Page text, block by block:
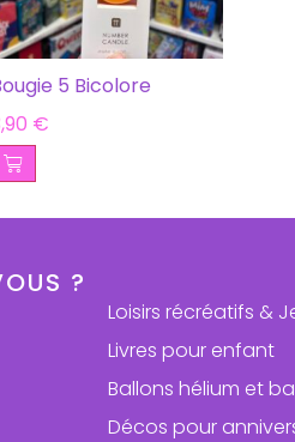
5 Bicolore
€
?
Loisirs récréatifs &
Livres pour enfant
Ballons hélium et
Décos pour